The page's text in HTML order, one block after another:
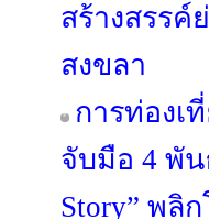
สร้างสรรค์
สงขลา
การท่องเ
จับมือ 4 พัน
Story” พลิ